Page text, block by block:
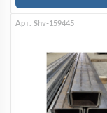
Арт. Shv-159445